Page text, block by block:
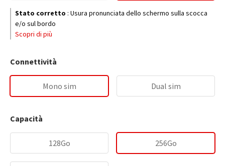
Stato corretto : Usura pronunciata dello schermo sulla scocca
e/o sul bordo
Scopri di più
Connettività
Mono sim Dual sim
Capacità
128Go 256Go